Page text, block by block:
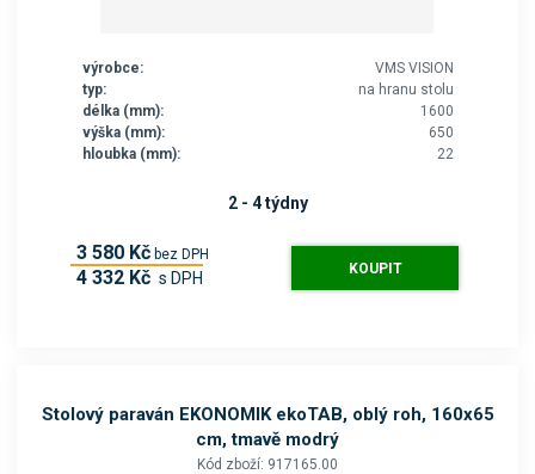
výrobce:
VMS VISION
typ:
na hranu stolu
délka (mm):
1600
výška (mm):
650
hloubka (mm):
22
2 - 4 týdny
3 580 Kč bez DPH
4 332 Kč s DPH KOUPIT
Stolový paraván EKONOMIK ekoTAB, oblý roh, 160x65
cm, tmavě modrý
Kód zboží: 917165.00